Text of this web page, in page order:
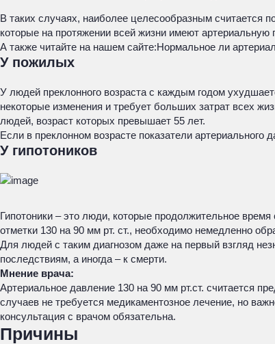
В таких случаях, наиболее целесообразным считается
которые на протяжении всей жизни имеют артериальную
А также читайте на нашем сайте:Нормальное ли
У пожилых
У людей преклонного возраста с каждым годом
некоторые изменения и требует больших затрат всех
людей, возраст которых превышает 55 лет.
Если в преклонном возрасте показатели
У гипотоников
Гипотоники – это люди, которые продолжительное
отметки 130 на 90 мм рт. ст., необходимо немедленно
Для людей с таким диагнозом даже на первый взгляд
последствиям, а иногда – к смерти.
Мнение врача:
Артериальное давление 130 на 90 мм рт.ст. считается
случаев не требуется медикаментозное лечение, но
консультация с врачом обязательна.
Причины